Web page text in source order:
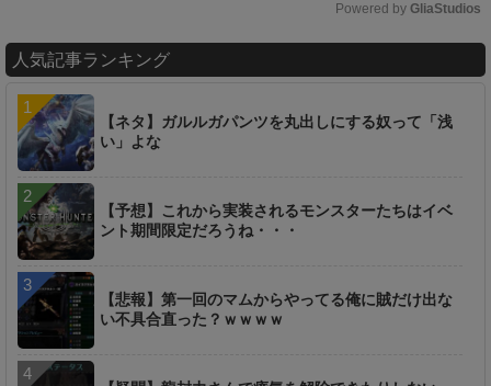
u
e
Powered by GliaStudios
人気記事ランキング
【ネタ】ガルルガパンツを丸出しにする奴って「浅
い」よな
【予想】これから実装されるモンスターたちはイベ
ント期間限定だろうね・・・
【悲報】第一回のマムからやってる俺に賊だけ出な
い不具合直った？ｗｗｗｗ